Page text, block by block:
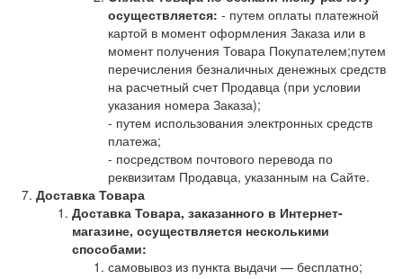
осуществляется: - путем оплаты платежной
картой в момент оформления Заказа или в
момент получения Товара Покупателем;путем
перечисления безналичных денежных средств
на расчетный счет Продавца (при условии
указания номера Заказа);
- путем использования электронных средств
платежа;
- посредством почтового перевода по
реквизитам Продавца, указанным на Сайте.
Доставка Товара
Доставка Товара, заказанного в Интернет-
магазине, осуществляется несколькими
способами:
самовывоз из пункта выдачи — бесплатно;